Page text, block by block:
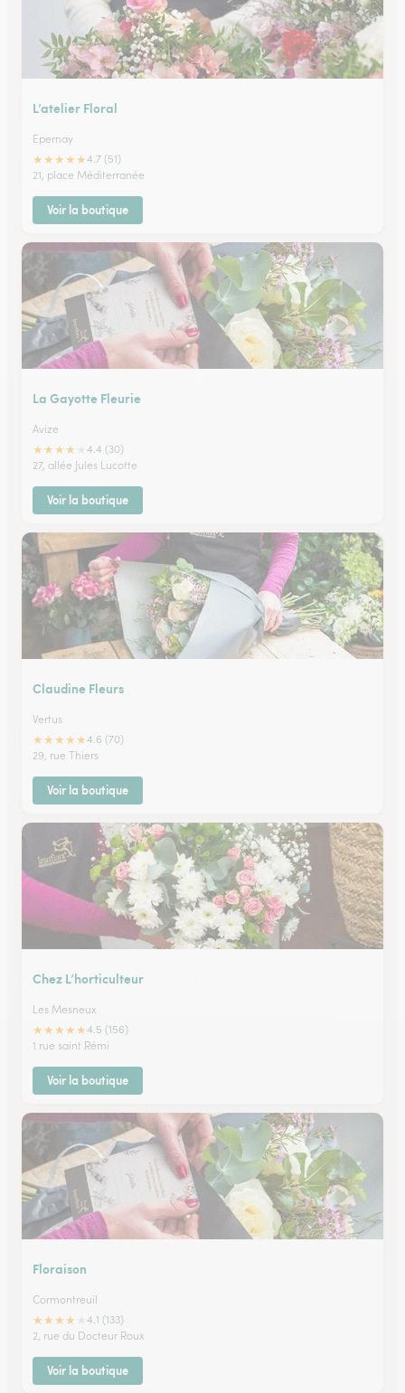
L’atelier Floral
Epernay
★★★★★4.7 (51)
21, place Méditerranée
Voir la boutique
La Gayotte Fleurie
Avize
★★★★
4.4 (30)
27, allée Jules Lucotte
Voir la boutique
Claudine Fleurs
Vertus
★★★★★4.6 (70)
29, rue Thiers
Voir la boutique
Chez L’horticulteur
Les Mesneux
★★★★★4.5 (156)
1 rue saint Rémi
Voir la boutique
Floraison
Cormontreuil
★★★★
4.1 (133)
2, rue du Docteur Roux
Voir la boutique